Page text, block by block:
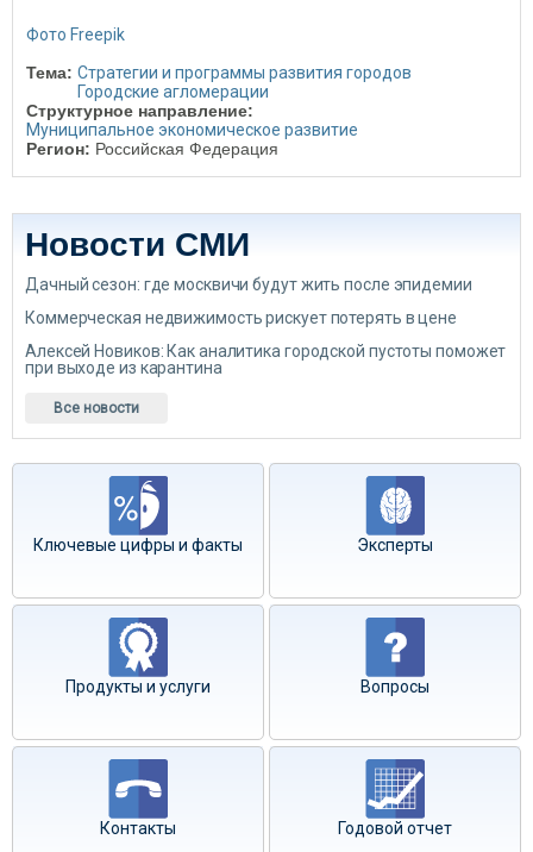
Фото Freepik
Тема: Стратегии и программы развития городов
Городские агломерации
Структурное направление:
Муниципальное экономическое развитие
Регион: Российская Федерация
Новости СМИ
Дачный сезон: где москвичи будут жить после эпидемии
Коммерческая недвижимость рискует потерять в цене
Алексей Новиков: Как аналитика городской пустоты поможет
при выходе из карантина
Все новости
Ключевые цифры и факты Эксперты
Продукты и услуги Вопросы
Контакты Годовой отчет